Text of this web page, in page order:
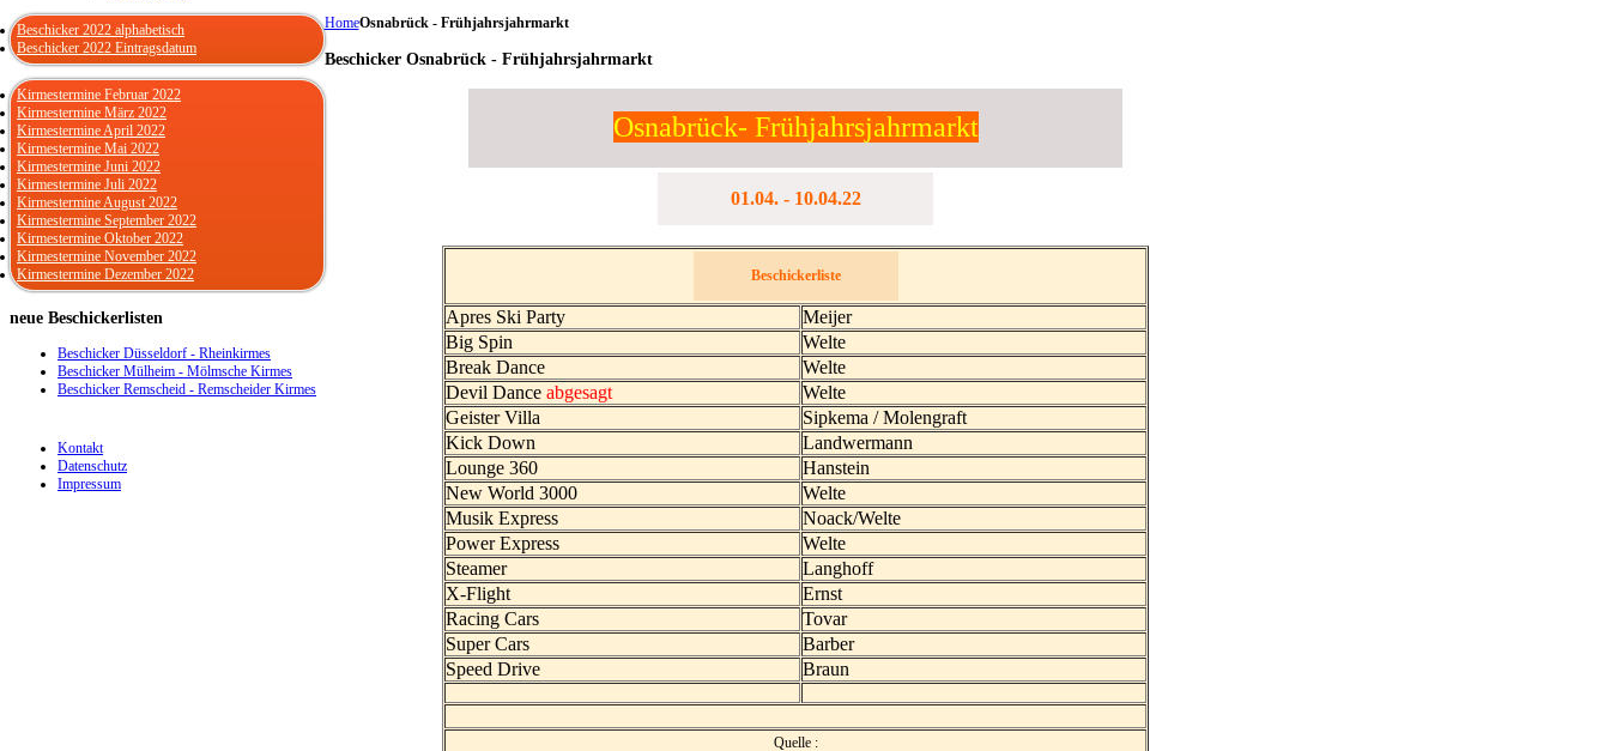
HomeOsnabrück - Frühjahrsjahrmarkt
Beschicker Osnabrück - Frühjahrsjahrmarkt
Osnabrück- Frühjahrsjahrmarkt
01.04. - 10.04.22
Beschickerliste
Apres Ski Party
Meijer
Big Spin
Welte
Break Dance
Welte
Devil Danceabgesagt
Welte
Geister Villa
Sipkema / Molengraft
Kick Down
Landwermann
Lounge 360
Hanstein
New World 3000
Welte
Musik Express
Noack/Welte
Power Express
Welte
Steamer
Langhoff
X-Flight
Ernst
Racing Cars
Tovar
Super Cars
Barber
Speed Drive
Braun
Quelle:
Beschicker 2022 alphabetisch
Beschicker 2022 Eintragsdatum
Kirmestermine Februar 2022
Kirmestermine März 2022
Kirmestermine April 2022
Kirmestermine Mai 2022
Kirmestermine Juni 2022
Kirmestermine Juli 2022
Kirmestermine August 2022
Kirmestermine September 2022
Kirmestermine Oktober 2022
Kirmestermine November 2022
Kirmestermine Dezember 2022
neue Beschickerlisten
Beschicker Düsseldorf - Rheinkirmes
Beschicker Mülheim - Mölmsche Kirmes
Beschicker Remscheid - Remscheider Kirmes
Kontakt
Datenschutz
Impressum